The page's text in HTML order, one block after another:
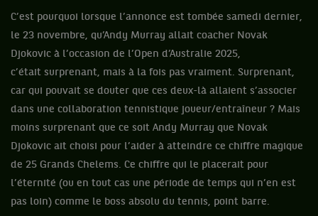
C’est pourquoi lorsque l’annonce est tombée samedi dernier,
le 23 novembre, qu’Andy Murray allait coacher Novak
Djokovic à l’occasion de l’Open d’Australie 2025,
c’était surprenant, mais à la fois pas vraiment. Surprenant,
car qui pouvait se douter que ces deux-là allaient s’associer
dans une collaboration tennistique joueur/entraîneur ? Mais
moins surprenant que ce soit Andy Murray que Novak
Djokovic ait choisi pour l’aider à atteindre ce chiffre magique
de 25 Grands Chelems. Ce chiffre qui le placerait pour
l’éternité (ou en tout cas une période de temps qui n’en est
pas loin) comme le boss absolu du tennis, point barre.